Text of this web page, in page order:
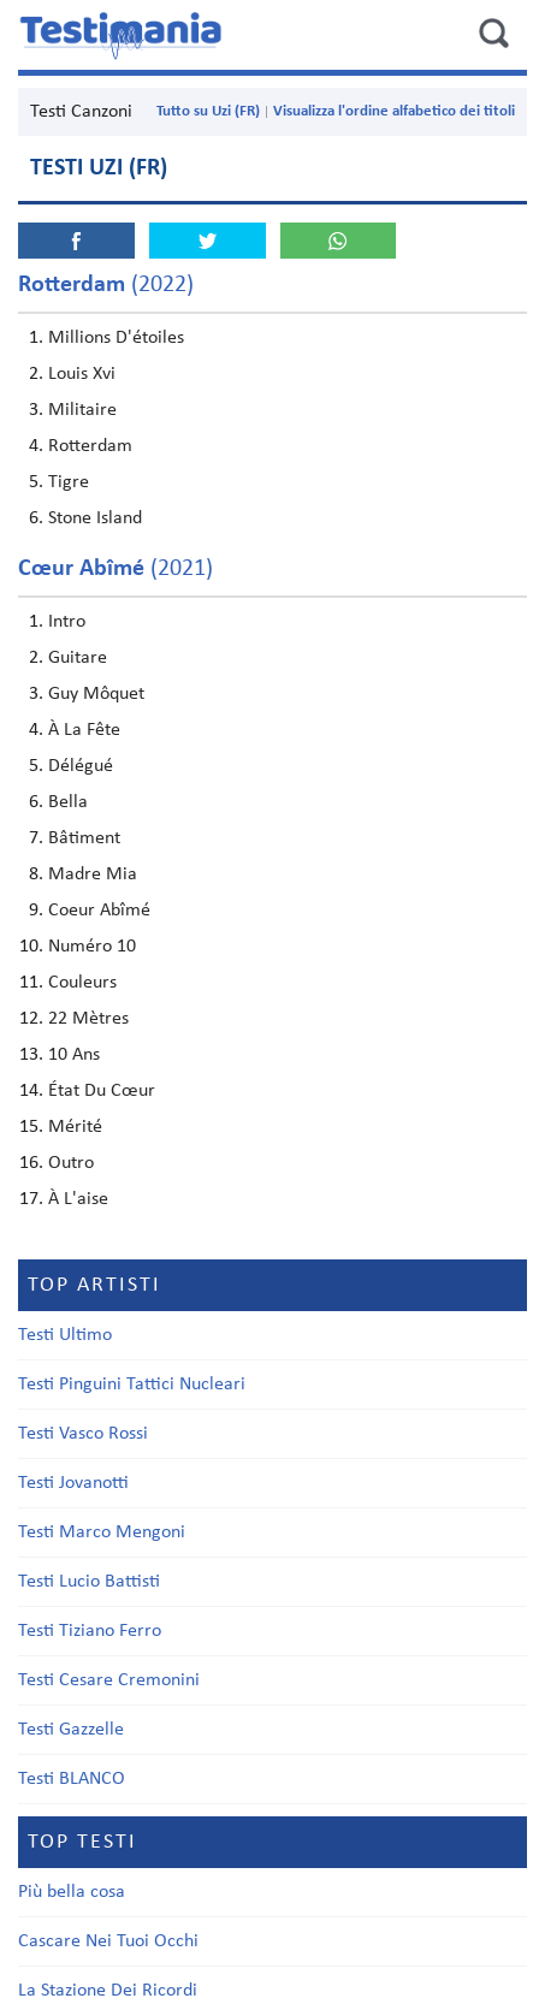
Testi Canzoni Visualizza l'ordine alfabetico dei titoli
Tutto su Uzi (FR)
TESTI UZI (FR)
Rotterdam (2022)
Millions D'étoiles
Louis Xvi
Militaire
Rotterdam
Tigre
Stone Island
Cœur Abîmé (2021)
Intro
Guitare
Guy Môquet
À La Fête
Délégué
Bella
Bâtiment
Madre Mia
Coeur Abîmé
Numéro 10
Couleurs
22 Mètres
10 Ans
État Du Cœur
Mérité
Outro
À L'aise
TOP ARTISTI
Testi Ultimo
Testi Pinguini Tattici Nucleari
Testi Vasco Rossi
Testi Jovanotti
Testi Marco Mengoni
Testi Lucio Battisti
Testi Tiziano Ferro
Testi Cesare Cremonini
Testi Gazzelle
Testi BLANCO
TOP TESTI
Più bella cosa
Cascare Nei Tuoi Occhi
La Stazione Dei Ricordi